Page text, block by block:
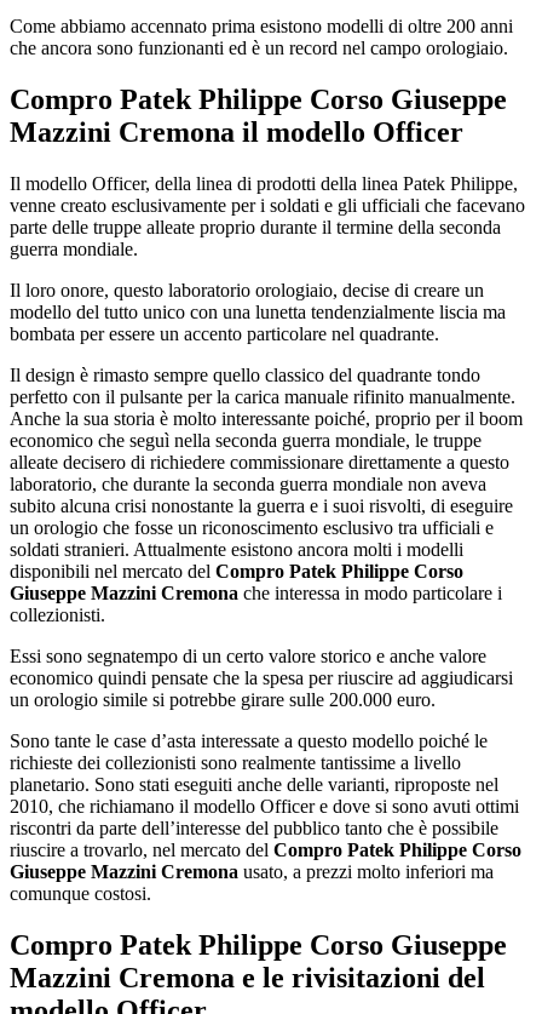
Come abbiamo accennato prima esistono modelli di oltre 200 anni
che ancora sono funzionanti ed è un record nel campo orologiaio.
Compro Patek Philippe Corso Giuseppe
Mazzini Cremona il modello Officer
Il modello Officer, della linea di prodotti della linea Patek Philippe,
venne creato esclusivamente per i soldati e gli ufficiali che facevano
parte delle truppe alleate proprio durante il termine della seconda
guerra mondiale.
Il loro onore, questo laboratorio orologiaio, decise di creare un
modello del tutto unico con una lunetta tendenzialmente liscia ma
bombata per essere un accento particolare nel quadrante.
Il design è rimasto sempre quello classico del quadrante tondo
perfetto con il pulsante per la carica manuale rifinito manualmente.
Anche la sua storia è molto interessante poiché, proprio per il boom
economico che seguì nella seconda guerra mondiale, le truppe
alleate decisero di richiedere commissionare direttamente a questo
laboratorio, che durante la seconda guerra mondiale non aveva
subito alcuna crisi nonostante la guerra e i suoi risvolti, di eseguire
un orologio che fosse un riconoscimento esclusivo tra ufficiali e
soldati stranieri. Attualmente esistono ancora molti i modelli
disponibili nel mercato del Compro Patek Philippe Corso
Giuseppe Mazzini Cremona che interessa in modo particolare i
collezionisti.
Essi sono segnatempo di un certo valore storico e anche valore
economico quindi pensate che la spesa per riuscire ad aggiudicarsi
un orologio simile si potrebbe girare sulle 200.000 euro.
Sono tante le case d’asta interessate a questo modello poiché le
richieste dei collezionisti sono realmente tantissime a livello
planetario. Sono stati eseguiti anche delle varianti, riproposte nel
2010, che richiamano il modello Officer e dove si sono avuti ottimi
riscontri da parte dell’interesse del pubblico tanto che è possibile
riuscire a trovarlo, nel mercato del Compro Patek Philippe Corso
Giuseppe Mazzini Cremona usato, a prezzi molto inferiori ma
comunque costosi.
Compro Patek Philippe Corso Giuseppe
Mazzini Cremona e le rivisitazioni del